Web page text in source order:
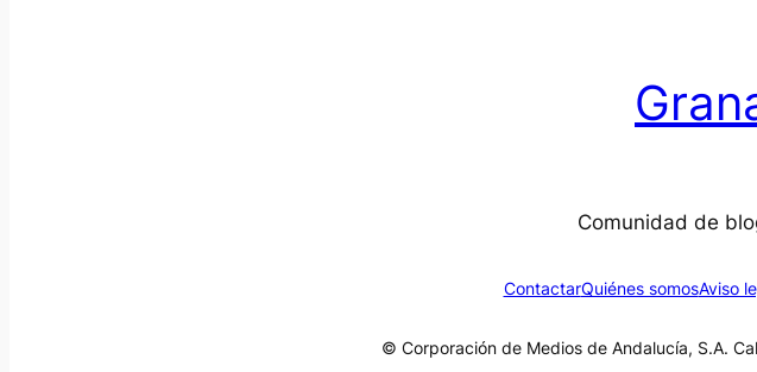
Comunidad de
ContactarQuiénes somosAviso
© Corporación de Medios de Andalucía, S.A.